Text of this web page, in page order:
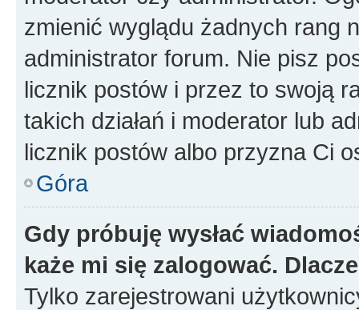
zmienić wyglądu żadnych rang
administrator forum. Nie pisz
licznik postów i przez to swoją
takich działań i moderator lub
licznik postów albo przyzna Ci
Góra
Gdy próbuję wysłać
każe mi się zalogować.
Tylko zarejestrowani